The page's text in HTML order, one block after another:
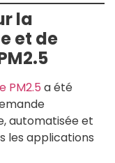
la
et de
PM2.5 a été
automatisée et
les applications